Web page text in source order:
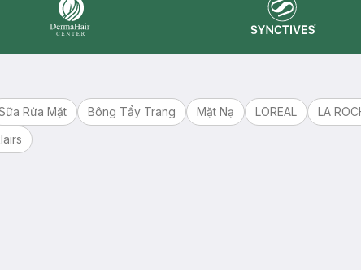
Rửa Mặt Bông Tẩy Trang Mặt Nạ LOREAL LA